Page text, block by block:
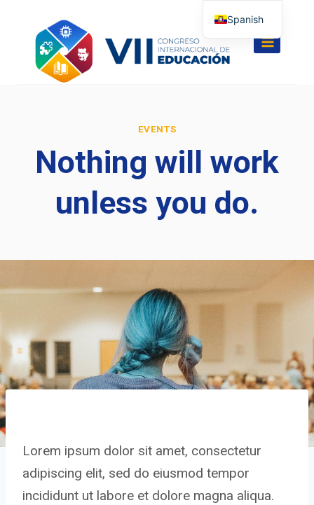
contenido
EVENTS
Nothing will work
unless you do.
Lorem ipsum dolor sit amet, consectetur
adipiscing elit, sed do eiusmod tempor
incididunt ut labore et dolore magna aliqua.
Spanish
English